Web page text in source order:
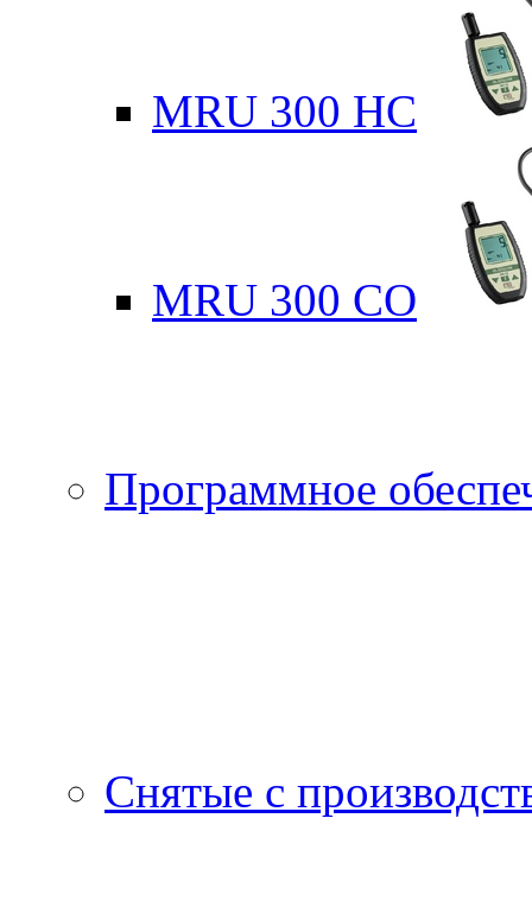
MRU 300 HC
MRU 300 CO
Программное
Снятые с